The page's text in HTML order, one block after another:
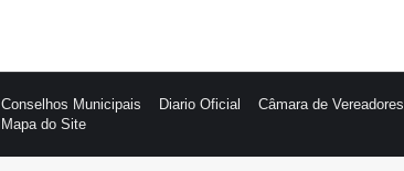
Conselhos Municipais Diario Oficial Câmara de Vereadores
Mapa do Site